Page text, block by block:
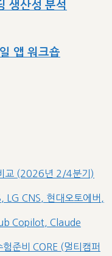
생산성 분석
앱 워크숍
교 (2026년 2/4분기)
LG CNS, 현대오토에버,
Copilot, Claude
준비 CORE (멀티캠퍼